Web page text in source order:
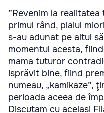
”Revenim la
primul rând, plaiul
s-au adunat pe altul
momentul acesta,
mama tuturor
isprăvit bine, fiind
numeau, „kamikaze”,
perioada aceea de
Discutam cu același